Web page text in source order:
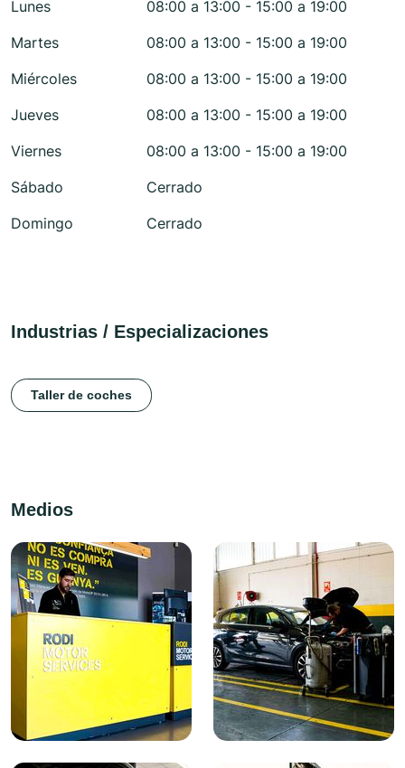
Lunes
08:00 a 13:00 - 15:00 a 19:00
Martes
08:00 a 13:00 - 15:00 a 19:00
Miércoles
08:00 a 13:00 - 15:00 a 19:00
Jueves
08:00 a 13:00 - 15:00 a 19:00
Viernes
08:00 a 13:00 - 15:00 a 19:00
Sábado
Cerrado
Domingo
Cerrado
Industrias / Especializaciones
Taller de coches
Medios